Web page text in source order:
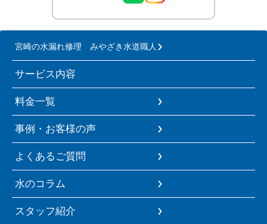
宮崎の水漏れ修理 みやざき水道職人
サービス内容
料金一覧
事例・お客様の声
よくあるご質問
水のコラム
スタッフ紹介